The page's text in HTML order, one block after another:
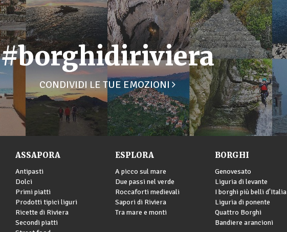
#borghidiriviera
CONDIVIDI LE TUE EMOZIONI
ASSAPORA
Antipasti
Dolci
Primi piatti
Prodotti tipici liguri
Ricette di Riviera
Secondi piatti
ESPLORA
A picco sul mare
Due passi nel verde
Roccaforti medievali
Sapori di Riviera
Tra mare e monti
BORGHI
Genovesato
Liguria di levante
I borghi più belli d'Italia
Liguria di ponente
Quattro Borghi
Bandiere arancioni